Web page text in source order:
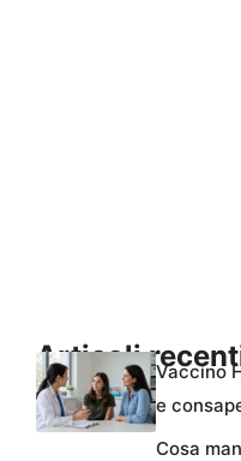
Articoli
Vaccino
e
Cosa